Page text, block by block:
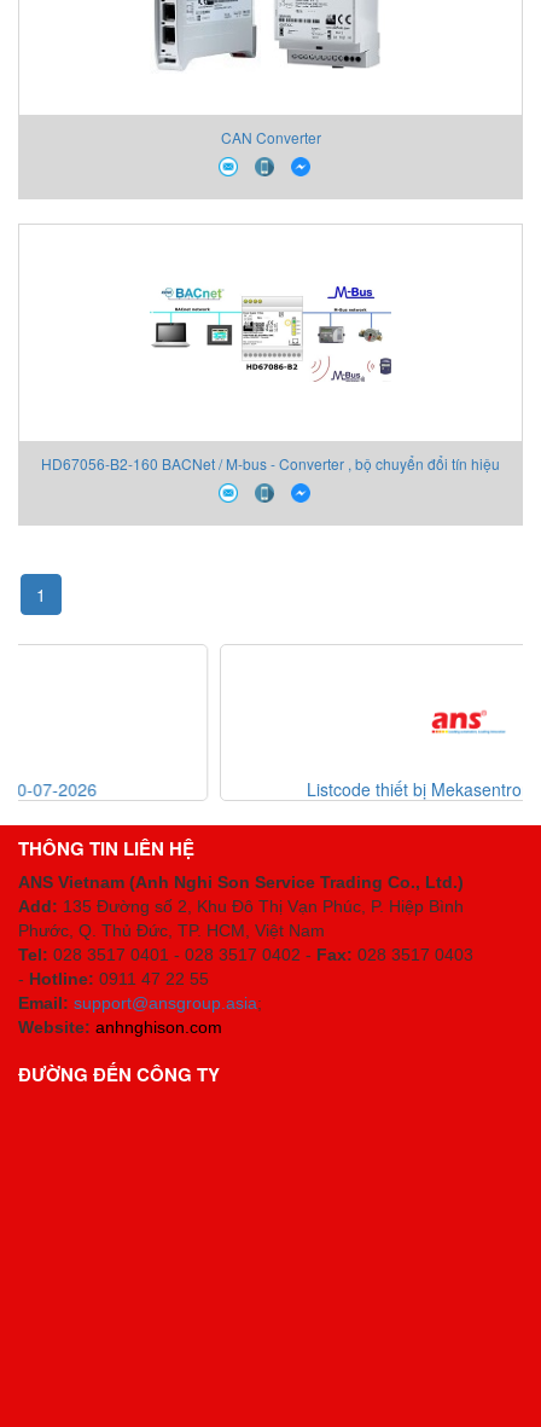
CAN Converter
HD67056-B2-160 BACNet / M-bus - Converter , bộ chuyển đổi tín hiệu
ADFweb
1
Listcode thiết bị Mekasentron 26-07-2026
THÔNG TIN LIÊN HỆ
ANS Vietnam (Anh Nghi Son Service Trading Co., Ltd.)
Add: 135 Đường số 2, Khu Đô Thị Vạn Phúc, P. Hiệp Bình
Phước, Q. Thủ Đức, TP. HCM , Việt Nam
Tel: 028 3517 0401 - 028 3517 0402 - Fax: 028 3517 0403
- Hotline: 0911 47 22 55
Email: support@ansgroup.asia;
Website: anhnghison.com
ĐƯỜNG ĐẾN CÔNG TY